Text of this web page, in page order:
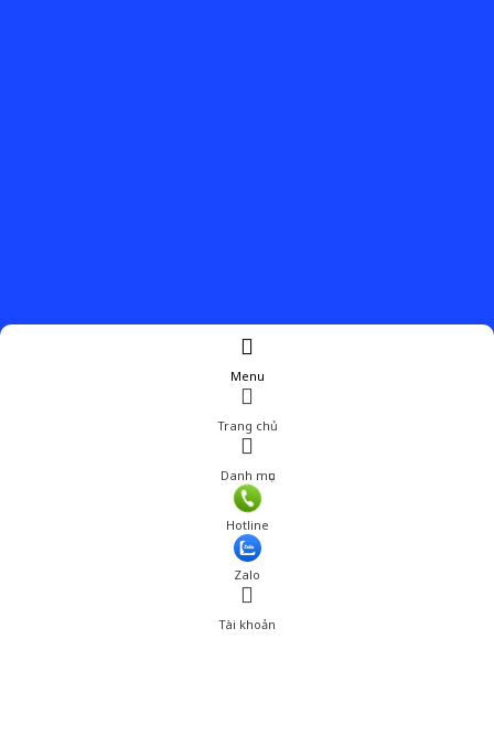
Menu
Trang chủ
Danh mục
Hotline
Zalo
Tài khoản